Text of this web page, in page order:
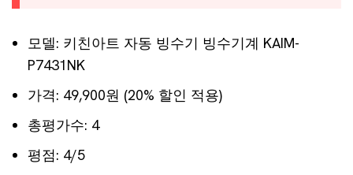
모델: 키친아트 자동 빙수기 빙수기계 KAIM-
P7431NK
가격: 49,900원 (20% 할인 적용)
총평가수: 4
평점: 4/5